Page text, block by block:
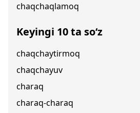
chaqchaqlamoq
Keyingi 10 ta so‘z
chaqchaytirmoq
chaqchayuv
charaq
charaq-charaq